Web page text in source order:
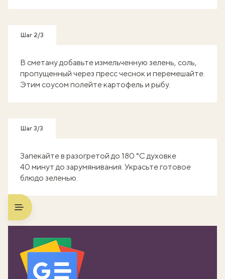
Шаг 2/3
В сметану добавьте измельченную зелень, соль,
пропущенный через пресс чеснок и перемешайте.
Этим соусом полейте картофель и рыбу.
Шаг 3/3
Запекайте в разогретой до 180 °C духовке
40 минут до зарумянивания. Украсьте готовое
блюдо зеленью.